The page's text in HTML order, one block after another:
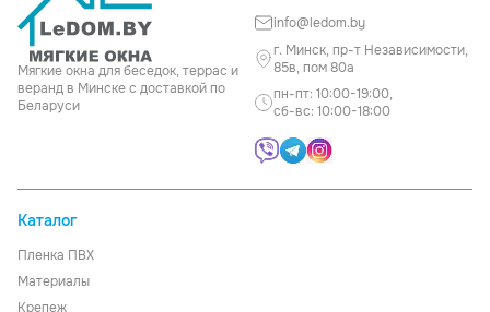
Мягкие окна для беседок, террас и
веранд в Минске с доставкой по
Беларуси
info@ledom.by
г. Минск, пр-т Независимости,
85в, пом 80а
пн-пт: 10:00-19:00,
сб-вс: 10:00-18:00
Каталог
Пленка ПВХ
Материалы
Крепеж